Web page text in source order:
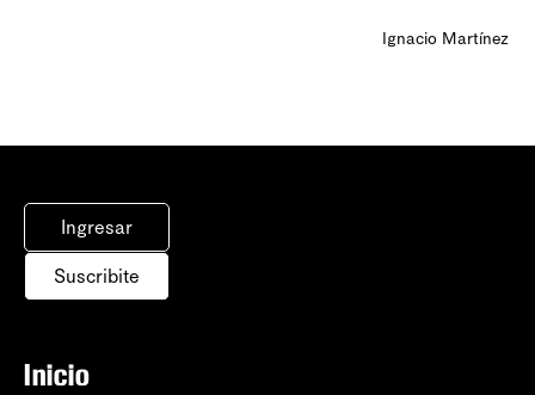
Ignacio Martínez
Ingresar
Suscribite
Inicio